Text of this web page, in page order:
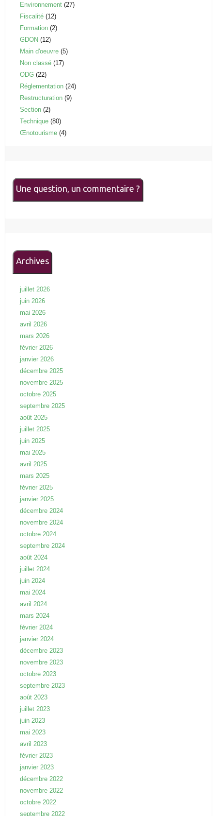
Environnement (27)
Fiscalité (12)
Formation (2)
GDON (12)
Main d'oeuvre (5)
Non classé (17)
ODG (22)
Réglementation (24)
Restructuration (9)
Section (2)
Technique (80)
Œnotourisme (4)
Une question, un commentaire ?
Archives
juillet 2026
juin 2026
mai 2026
avril 2026
mars 2026
février 2026
janvier 2026
décembre 2025
novembre 2025
octobre 2025
septembre 2025
août 2025
juillet 2025
juin 2025
mai 2025
avril 2025
mars 2025
février 2025
janvier 2025
décembre 2024
novembre 2024
octobre 2024
septembre 2024
août 2024
juillet 2024
juin 2024
mai 2024
avril 2024
mars 2024
février 2024
janvier 2024
décembre 2023
novembre 2023
octobre 2023
septembre 2023
août 2023
juillet 2023
juin 2023
mai 2023
avril 2023
février 2023
janvier 2023
décembre 2022
novembre 2022
octobre 2022
septembre 2022